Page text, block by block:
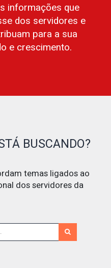
informações que
dos servidores e
para a sua
e crescimento.
BUSCANDO?
temas ligados ao
dos servidores da